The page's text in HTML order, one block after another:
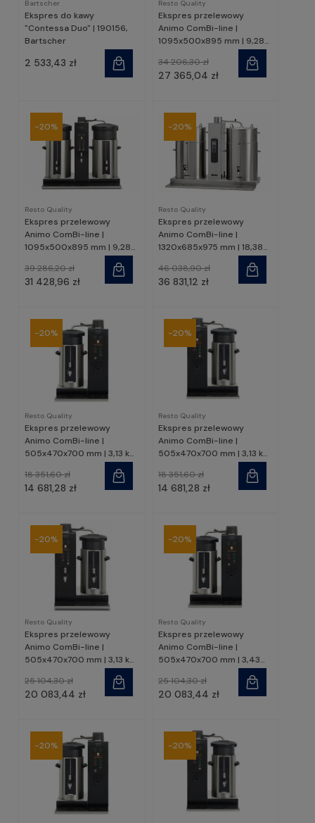
Bartscher
Ekspres do kawy
"Contessa Duo" | 190156,
Bartscher
2 533,43 zł
Resto Quality
Ekspres przelewowy
Animo ComBi-line |
1095x500x895 mm | 9,28
Quality
27 365,04 zł
34 206,30 zł
Resto Quality
Ekspres przelewowy
Animo ComBi-line |
1095x500x895 mm | 9,28
Quality
31 428,96 zł
39 286,20 zł
-20%
Resto Quality
Ekspres przelewowy
Animo ComBi-line |
1320x685x975 mm | 18,38
Quality
36 831,12 zł
46 038,90 zł
-20%
Resto Quality
Ekspres przelewowy
Animo ComBi-line |
505x470x700 mm | 3,13 kW
14 681,28 zł
18 351,60 zł
-20%
Resto Quality
Ekspres przelewowy
Animo ComBi-line |
505x470x700 mm | 3,13 kW
14 681,28 zł
18 351,60 zł
-20%
Resto Quality
Ekspres przelewowy
Animo ComBi-line |
505x470x700 mm | 3,13 kW
20 083,44 zł
25 104,30 zł
-20%
Resto Quality
Ekspres przelewowy
Animo ComBi-line |
505x470x700 mm | 3,43
Quality
20 083,44 zł
25 104,30 zł
-20%
-20% -20%